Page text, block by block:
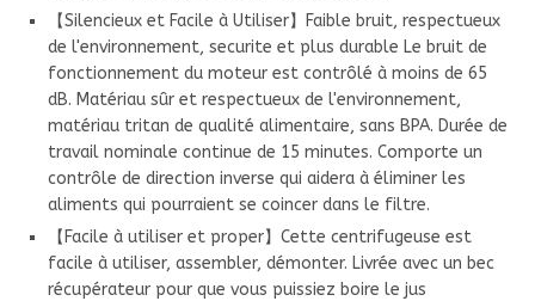
【Silencieux et Facile à Utiliser】Faible bruit, respectueux
de l'environnement, securite et plus durable Le bruit de
fonctionnement du moteur est contrôlé à moins de 65
dB. Matériau sûr et respectueux de l'environnement,
matériau tritan de qualité alimentaire, sans BPA. Durée de
travail nominale continue de 15 minutes. Comporte un
contrôle de direction inverse qui aidera à éliminer les
aliments qui pourraient se coincer dans le filtre.
【Facile à utiliser et proper】Cette centrifugeuse est
facile à utiliser, assembler, démonter. Livrée avec un bec
récupérateur pour que vous puissiez boire le jus